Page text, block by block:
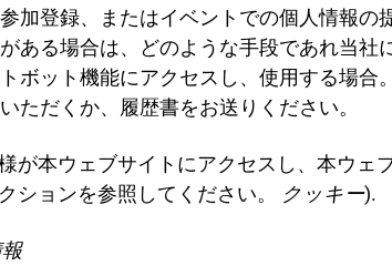
加登録、またはイベントでの個人情報の
ある場合は、どのような手段であれ当社
ボット機能にアクセスし、使用する場合。
ただくか、履歴書をお送りください。
が本ウェブサイトにアクセスし、本ウ
ションを参照してください。
クッキー).